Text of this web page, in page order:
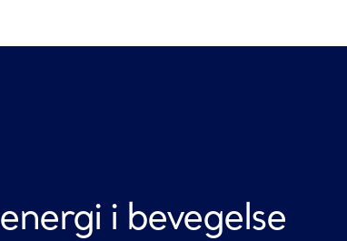
energi i bevegelse